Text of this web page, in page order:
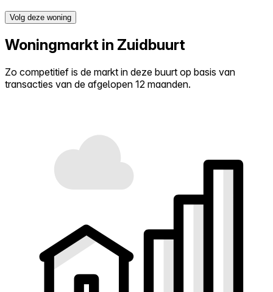
Volg deze woning
Woningmarkt in Zuidbuurt
Zo competitief is de markt in deze buurt op basis van
transacties van de afgelopen 12 maanden.